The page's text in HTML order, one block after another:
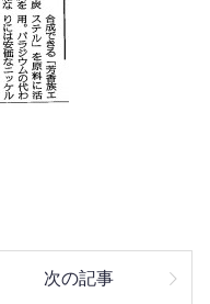
次の記事